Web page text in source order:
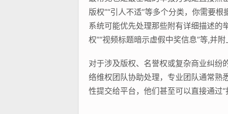
版权”“引人不适”等多个分类，你需要
系统可能优先处理那些附有详细描述的
权”“视频标题暗示虚假中奖信息”等,并附
对于涉及版权、名誉权或复杂商业纠纷
络维权团队协助处理，专业团队通常熟
性提交给平台，他们甚至可以直接通过